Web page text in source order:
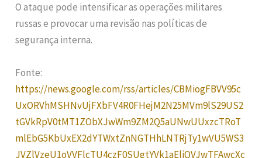
O ataque pode intensificar as operações militares
russas e provocar uma revisão nas políticas de
segurança interna.
Fonte:
https://news.google.com/rss/articles/CBMiogFBVV95c
UxORVhMSHNvUjFXbFV4R0FHejM2N25MVm9lS29US2
tGVkRpV0tMT1ZObXJwWm9ZM2Q5aUNwUUxzcTRoT
mlEbG5KbUxEX2dYTWxtZnNGTHhLNTRjTy1wVU5WS3
JVZlVzeU1oVVFlcTU4czF0SUgtYVk1aEliQVJwTFAwcXc